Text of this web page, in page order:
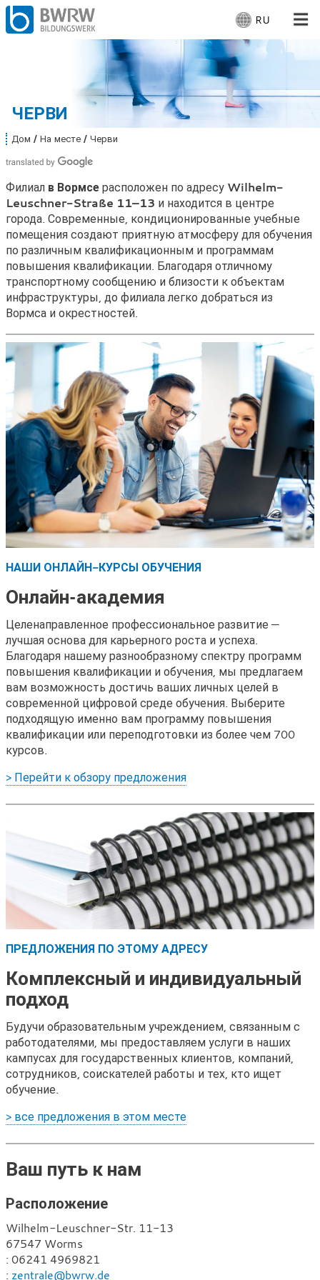
В
ы
б
е
р
и
ы
к
:
RU
ЧЕРВИ
Для компаний
От нас
На месте событий: Черви
Работающий
В
з
д
е
с
ь
Дом На месте Черви
Филиал в Вормсерасположен по адресу Wilhelm-
Leuschner-Straße 11–13 и находится в центре
города. Современные, кондиционированные учебные
помещения создают приятную атмосферу для обучения
по различным квалификационным и программам
повышения квалификации. Благодаря отличному
транспортному сообщению и близости к объектам
инфраструктуры, до филиала легко добраться из
Вормса и окрестностей.
НАШИ ОНЛАЙН-КУРСЫ ОБУЧЕНИЯ
Онлайн-академия
Целенаправленное профессиональное развитие —
лучшая основа для карьерного роста и успеха.
Благодаря нашему разнообразному спектру программ
повышения квалификации и обучения, мы предлагаем
вам возможность достичь ваших личных целей в
современной цифровой среде обучения. Выберите
подходящую именно вам программу повышения
квалификации или переподготовки из более чем 700
курсов.
> Перейти к обзору предложения
ПРЕДЛОЖЕНИЯ ПО ЭТОМУ АДРЕСУ
Комплексный и индивидуальный
подход
Будучи образовательным учреждением, связанным с
работодателями, мы предоставляем услуги в наших
кампусах для государственных клиентов, компаний,
сотрудников, соискателей работы и тех, кто ищет
обучение.
> все предложения в этом месте
Ваш путь к нам
Расположение
Wilhelm-Leuschner-Str. 11-13
67547 Worms
Т
е
: 06241 4969821
Э
: zentrale@bwrw.de